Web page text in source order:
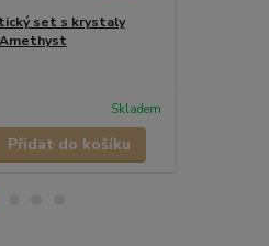
set s krystaly
Skladem
Přidat do košíku